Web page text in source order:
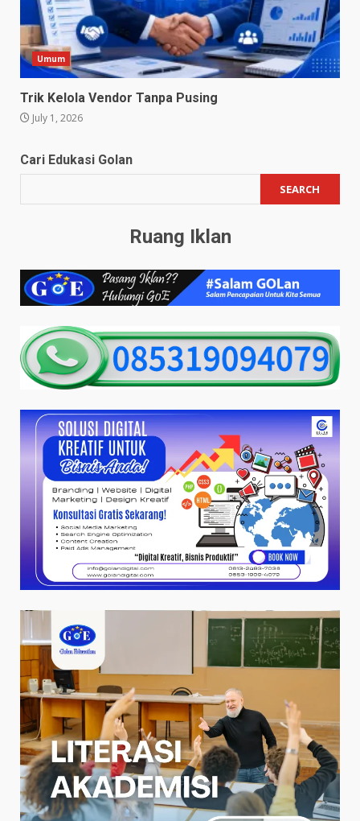
Umum
Trik Kelola Vendor Tanpa Pusing
July 1, 2026
Cari Edukasi Golan
SEARCH
Ruang Iklan